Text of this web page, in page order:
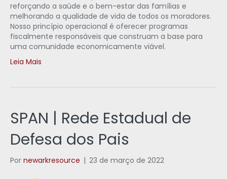
reforçando a saúde e o bem-estar das famílias e
melhorando a qualidade de vida de todos os moradores.
Nosso princípio operacional é oferecer programas
fiscalmente responsáveis que construam a base para
uma comunidade economicamente viável.
Leia Mais
SPAN | Rede Estadual de
Defesa dos Pais
Por newarkresource | 23 de março de 2022